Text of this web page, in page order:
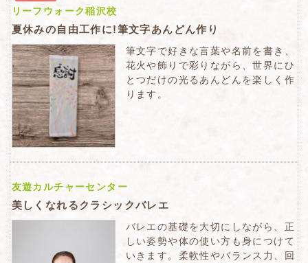
リーフウォーク稲沢校
夏休みの自由工作に!筆文字あんどん作り
筆文字で好きな言葉や名前を書き、
花火や飾りで彩りながら、世界にひ
とつだけの光るあんどんを楽しく作
ります。
友遊カルチャーセンター
美しくなれるクラシックバレエ
バレエの基礎を大切にしながら、正
しい姿勢や体の使い方も身につけて
いきます。柔軟性やバランス力、回